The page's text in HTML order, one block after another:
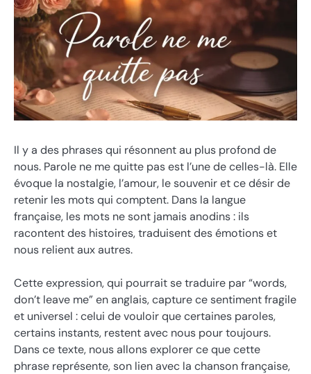
Il y a des phrases qui résonnent au plus profond de
nous. Parole ne me quitte pas est l’une de celles-là. Elle
évoque la nostalgie, l’amour, le souvenir et ce désir de
retenir les mots qui comptent. Dans la langue
française, les mots ne sont jamais anodins : ils
racontent des histoires, traduisent des émotions et
nous relient aux autres.
Cette expression, qui pourrait se traduire par “words,
don’t leave me” en anglais, capture ce sentiment fragile
et universel : celui de vouloir que certaines paroles,
certains instants, restent avec nous pour toujours.
Dans ce texte, nous allons explorer ce que cette
phrase représente, son lien avec la chanson française,